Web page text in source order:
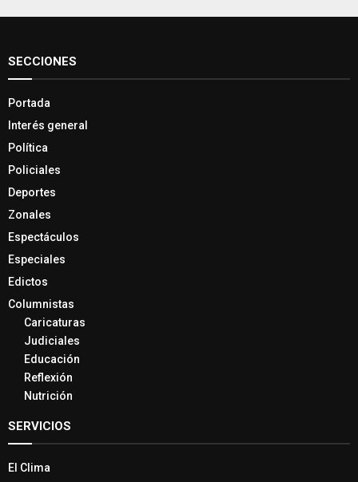
SECCIONES
Portada
Interés general
Política
Policiales
Deportes
Zonales
Espectáculos
Especiales
Edictos
Columnistas
Caricaturas
Judiciales
Educación
Reflexión
Nutrición
SERVICIOS
El Clima